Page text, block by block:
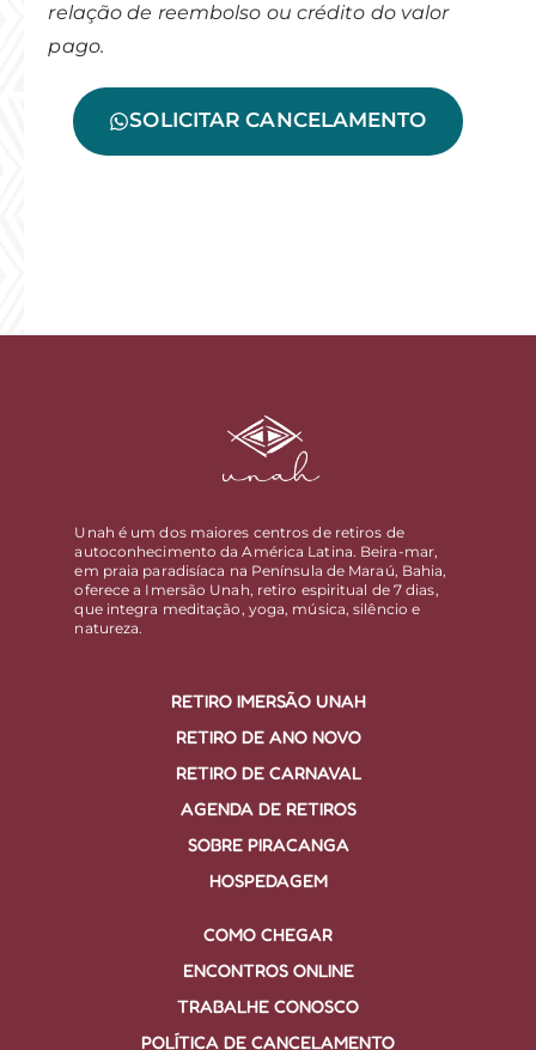
relação de reembolso ou crédito do valor
pago.
SOLICITAR CANCELAMENTO
Unah é um dos maiores centros de retiros de
autoconhecimento da América Latina. Beira-mar,
em praia paradisíaca na Península de Maraú, Bahia,
oferece a Imersão Unah, retiro espiritual de 7 dias,
que integra meditação, yoga, música, silêncio e
natureza.
RETIRO IMERSÃO UNAH
RETIRO DE ANO NOVO
RETIRO DE CARNAVAL
AGENDA DE RETIROS
SOBRE PIRACANGA
HOSPEDAGEM
COMO CHEGAR
ENCONTROS ONLINE
TRABALHE CONOSCO
POLÍTICA DE CANCELAMENTO